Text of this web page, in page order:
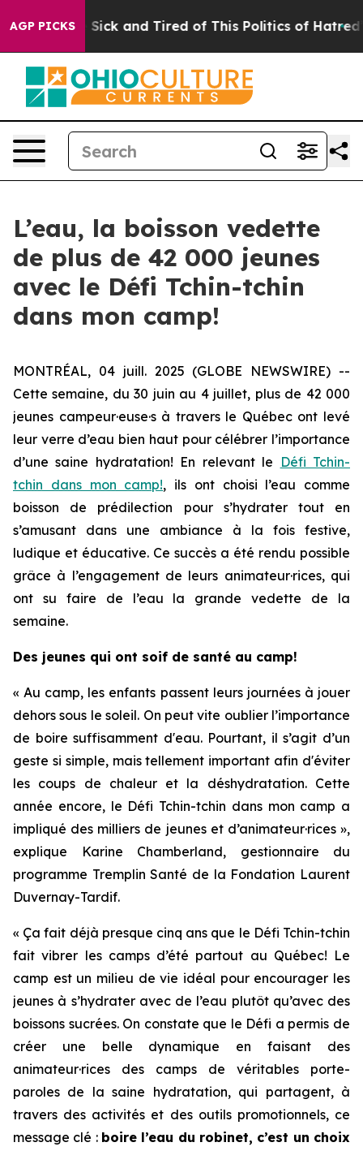
AGP PICKS
Are Sick and Tired of This Politics of Hatred” The
L’eau, la boisson vedette
de plus de 42 000 jeunes
avec le Défi Tchin-tchin
dans mon camp!
MONTRÉAL, 04 juill. 2025 (GLOBE NEWSWIRE) --
Cette semaine, du 30 juin au 4 juillet, plus de 42 000
jeunes campeur·euse·s à travers le Québec ont levé
leur verre d’eau bien haut pour célébrer l’importance
d’une saine hydratation! En relevant le Défi Tchin-
tchin dans mon camp!, ils ont choisi l’eau comme
boisson de prédilection pour s’hydrater tout en
s’amusant dans une ambiance à la fois festive,
ludique et éducative. Ce succès a été rendu possible
grâce à l’engagement de leurs animateur·rices, qui
ont su faire de l’eau la grande vedette de la
semaine.
Des jeunes qui ont soif de santé au camp!
« Au camp, les enfants passent leurs journées à jouer
dehors sous le soleil. On peut vite oublier l’importance
de boire suffisamment d'eau. Pourtant, il s’agit d’un
geste si simple, mais tellement important afin d'éviter
les coups de chaleur et la déshydratation. Cette
année encore, le Défi Tchin-tchin dans mon camp a
impliqué des milliers de jeunes et d’animateur·rices »,
explique Karine Chamberland, gestionnaire du
programme Tremplin Santé de la Fondation Laurent
Duvernay-Tardif.
« Ça fait déjà presque cinq ans que le Défi Tchin-tchin
fait vibrer les camps d’été partout au Québec! Le
camp est un milieu de vie idéal pour encourager les
jeunes à s’hydrater avec de l’eau plutôt qu’avec des
boissons sucrées. On constate que le Défi a permis de
créer une belle dynamique en faisant des
animateur·rices des camps de véritables porte-
paroles de la saine hydratation, qui partagent, à
travers des activités et des outils promotionnels, ce
message clé : boire l’eau du robinet, c’est un choix